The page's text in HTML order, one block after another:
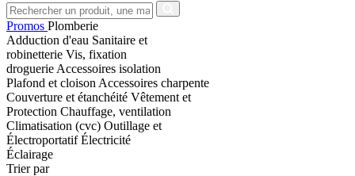
Promos Plomberie
Adduction d'eau Sanitaire et
robinetterie Vis, fixation
droguerie Accessoires isolation
Plafond et cloison Accessoires charpente
Couverture et étanchéité Vêtement et
Protection Chauffage, ventilation
Climatisation (cvc) Outillage et
ÉlectroportatifÉlectricité
Éclairage
Trier par